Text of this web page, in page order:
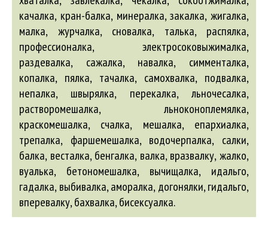
качалка, кран-балка, минералка, закалка, жигалка,
малка, журчалка, сновалка, талька, распялка,
профессионалка, электросоковыжималка,
раздевалка, сажалка, навалка, симменталка,
копалка, пялка, тачалка, самохвалка, подвалка,
непалка, швырялка, перекалка, льночесалка,
растворомешалка, льноконоплемялка,
краскомешалка, счалка, мешалка, епархиалка,
трепалка, фаршемешалка, водочерпалка, салки,
балка, весталка,бенгалка, валка,вразвалку, жалко,
вуалька, бетономешалка, вычищалка, идальго,
гадалка,выбивалка,аморалка, догонялки, гидальго,
вперевалку,бахвалка,бисексуалка.